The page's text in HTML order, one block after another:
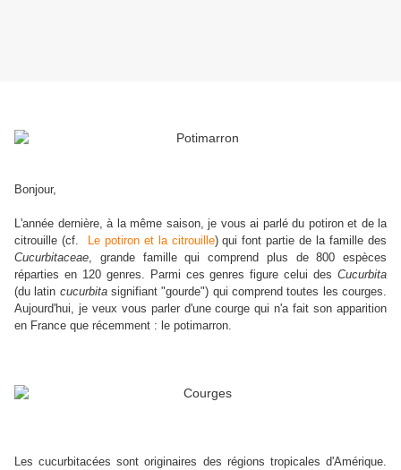
Bonjour,
L'année dernière, à la même saison, je vous ai parlé du potiron et de la
citrouille (cf.
Le potiron et la citrouille) qui font partie de la famille des
Cucurbitaceae, grande famille qui comprend plus de 800 espèces
réparties en 120 genres. Parmi ces genres figure celui des Cucurbita
(du latin cucurbitasignifiant "gourde") qui comprend toutes les courges.
Aujourd'hui, je veux vous parler d'une courge qui n'a fait son apparition
en France que récemment : le potimarron.
Les cucurbitacées sont originaires des régions tropicales d'Amérique.